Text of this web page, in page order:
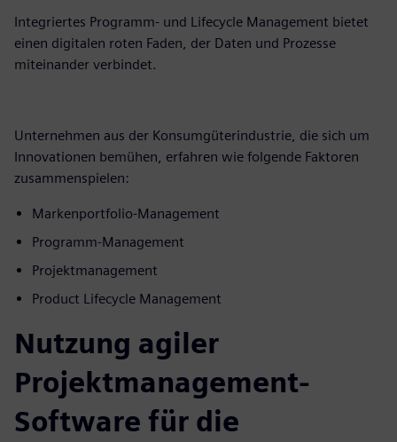
Integriertes Programm- und Lifecycle Management bietet
einen digitalen roten Faden, der Daten und Prozesse
miteinander verbindet.
Unternehmen aus der Konsumgüterindustrie, die sich um
Innovationen bemühen, erfahren wie folgende Faktoren
zusammenspielen:
Markenportfolio-Management
Programm-Management
Projektmanagement
Product Lifecycle Management
Nutzung agiler
Projektmanagement-
Software für die